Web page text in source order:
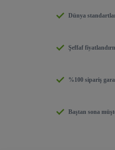
Dünya
Şeffaf
%100 sipariş
Baştan sona